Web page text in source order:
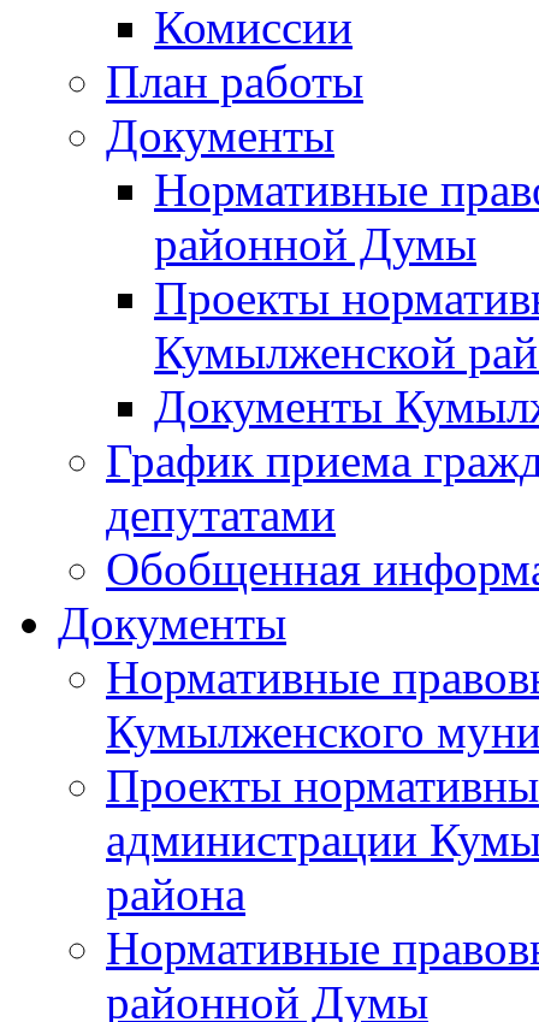
Комиссии
План работы
Документы
Нормативные
районной Думы
Проекты
Кумылженской
Документы
График приема
депутатами
Обобщенная
Документы
Нормативные
Кумылженского
Проекты
администрации
района
Нормативные
районной Думы